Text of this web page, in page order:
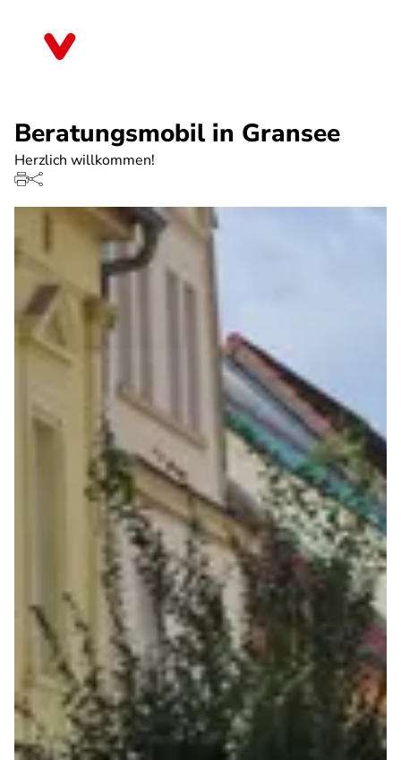
Beratungsmobil in Gransee
Herzlich willkommen!